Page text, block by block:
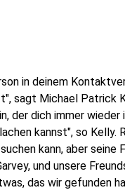
in deinem
sagt Michael Patrick
der dich immer
kannst", so Kelly.
kann, aber seine
und unsere
das wir gefunden